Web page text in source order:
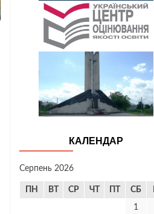
КАЛЕНДАР
Серпень 2026
ПН ВТ СР ЧТ ПТ СБ
1